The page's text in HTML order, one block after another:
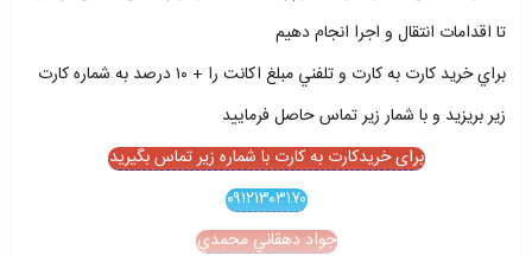
تا اقدامات انتقال و اجرا انجام دهيم
براي خريد کارت به کارت و تلفني مبلغ اکانت را + ۱۰ درصد به شماره کارت
زير بريزيد و با شمار زير تماس حاصل فرماييد
برای خریدکارت به کارت با شماره زیر تماس بگیرید
۰۹۱۲۱۳۰۳۱۷۰
جواد دهقاني محمدي